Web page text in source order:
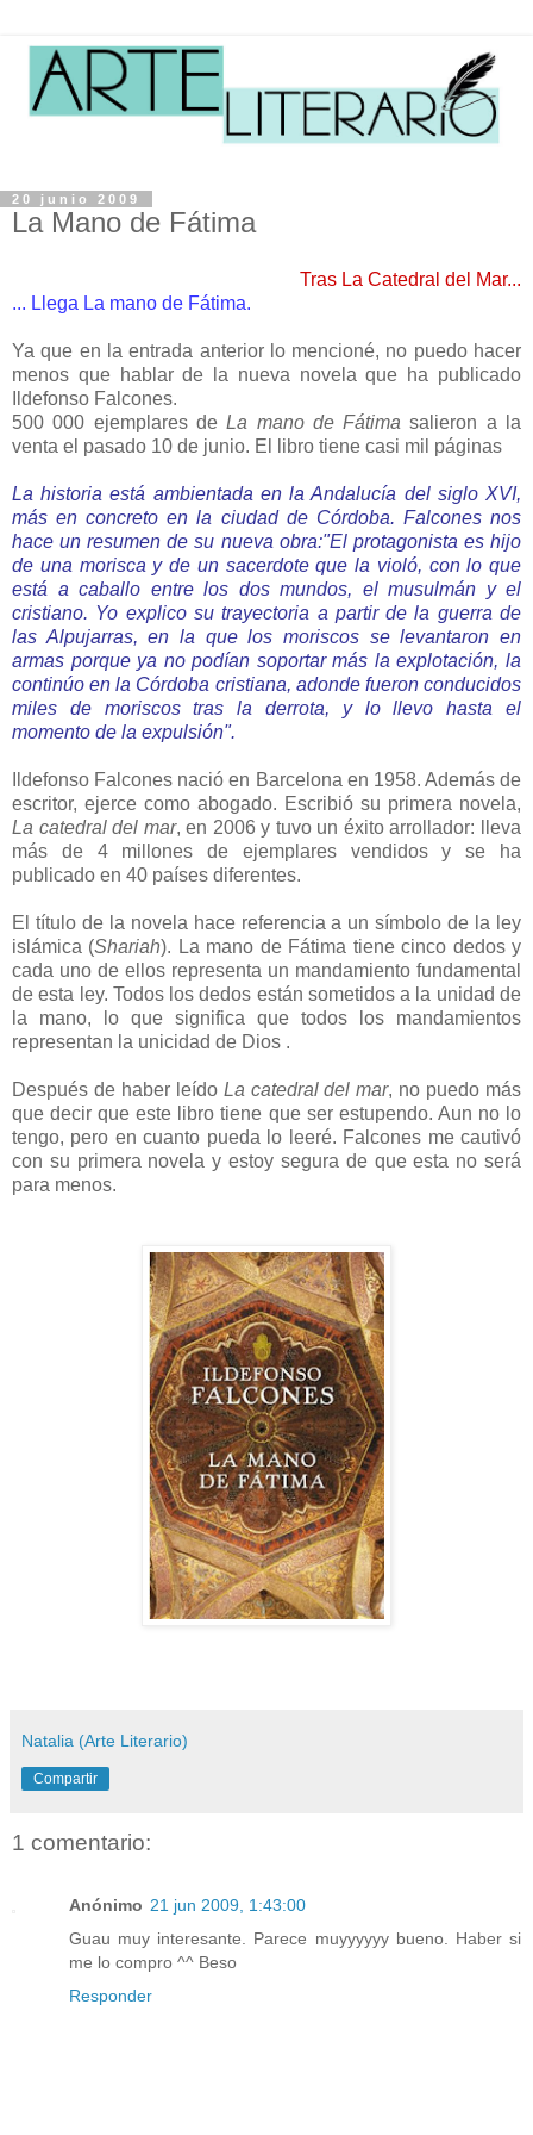
20 junio 2009
La Mano de Fátima
Tras La Catedral del Mar...
... Llega La mano de Fátima.
Ya que en la entrada anterior lo mencioné, no puedo hacer
menos que hablar de la nueva novela que ha publicado
Ildefonso Falcones.
500 000 ejemplares deLa mano de Fátima salieron a la
venta el pasado 10 de junio. El libro tiene casi mil páginas
La historia está ambientada en la Andalucía del siglo XVI,
más en concreto en la ciudad de Córdoba. Falcones nos
hace un resumen de su nueva obra:"El protagonista es hijo
de una morisca y de un sacerdote que la violó, con lo que
está a caballo entre los dos mundos, el musulmán y el
cristiano. Yo explico su trayectoria a partir de la guerra de
las Alpujarras, en la que los moriscos se levantaron en
armas porque ya no podían soportar más la explotación, la
continúo en la Córdoba cristiana, adonde fueron conducidos
miles de moriscos tras la derrota, y lo llevo hasta el
momento de la expulsión".
Ildefonso Falcones nació en Barcelona en 1958. Además de
escritor, ejerce como abogado. Escribió su primera novela,
La catedral del mar, en 2006 y tuvo un éxito arrollador: lleva
más de 4 millones de ejemplares vendidos y se ha
publicado en 40 países diferentes.
El título de la novela hace referencia a un símbolo de la ley
islámica (Shariah). La mano de Fátima tiene cinco dedos y
cada uno de ellos representa un mandamiento fundamental
de esta ley. Todos los dedos están sometidos a la unidad de
la mano, lo que significa que todos los mandamientos
representan la unicidad de Dios .
Después de haber leído La catedral del mar, no puedo más
que decir que este libro tiene que ser estupendo. Aun no lo
tengo, pero en cuanto pueda lo leeré. Falcones me cautivó
con su primera novela y estoy segura de que esta no será
para menos.
Natalia (Arte Literario)
Compartir
1 comentario:
Anónimo 21 jun 2009, 1:43:00
Guau muy interesante. Parece muyyyyyy bueno. Haber si
me lo compro ^^ Beso
Responder